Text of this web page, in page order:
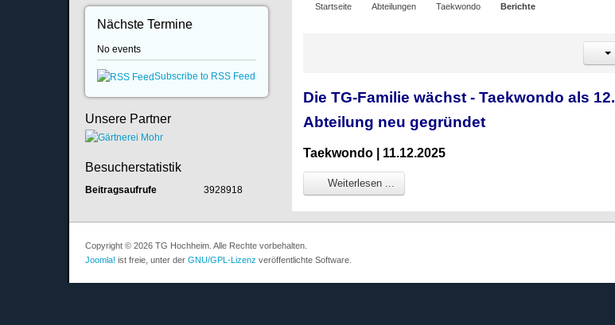
Startseite Abteilungen Taekwondo Berichte
Die TG-Familie wächst - Taekwondo als 12.
Abteilung neu gegründet
Taekwondo | 11.12.2025
Weiterlesen ...
Nächste Termine
No events
Subscribe to RSS Feed
Unsere Partner
Besucherstatistik
Beitragsaufrufe 3928918
Copyright © 2026 TG Hochheim. Alle Rechte vorbehalten.
Joomla! ist freie, unter der GNU/GPL-Lizenz veröffentlichte Software.